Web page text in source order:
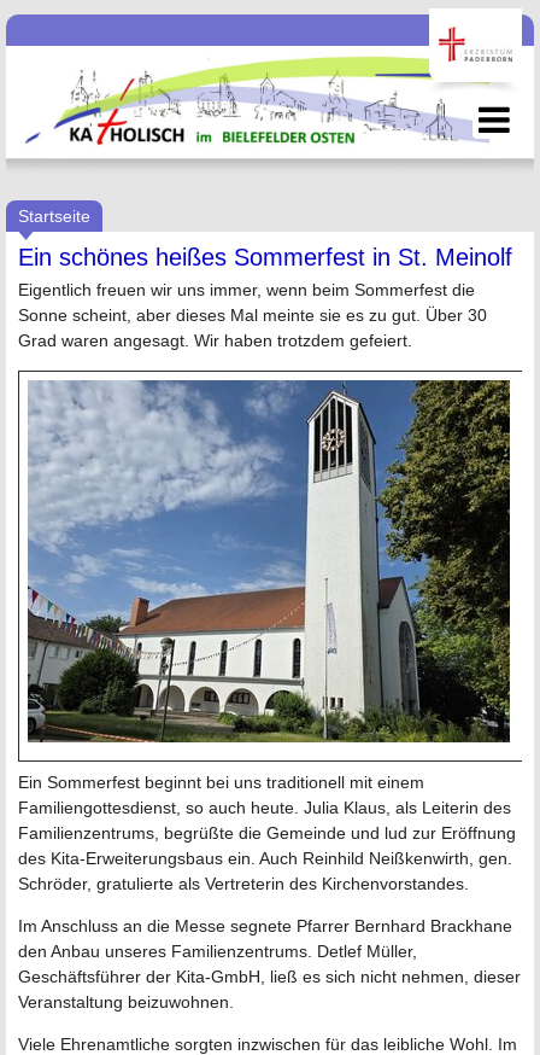
Startseite
Ein schönes heißes Sommerfest in St. Meinolf
Eigentlich freuen wir uns immer, wenn beim Sommerfest die
Sonne scheint, aber dieses Mal meinte sie es zu gut. Über 30
Grad waren angesagt. Wir haben trotzdem gefeiert.
Ein Sommerfest beginnt bei uns traditionell mit einem
Familiengottesdienst, so auch heute. Julia Klaus, als Leiterin des
Familienzentrums, begrüßte die Gemeinde und lud zur Eröffnung
des Kita-Erweiterungsbaus ein. Auch Reinhild Neißkenwirth, gen.
Schröder, gratulierte als Vertreterin des Kirchenvorstandes.
Im Anschluss an die Messe segnete Pfarrer Bernhard Brackhane
den Anbau unseres Familienzentrums. Detlef Müller,
Geschäftsführer der Kita-GmbH, ließ es sich nicht nehmen, dieser
Veranstaltung beizuwohnen.
Viele Ehrenamtliche sorgten inzwischen für das leibliche Wohl. Im